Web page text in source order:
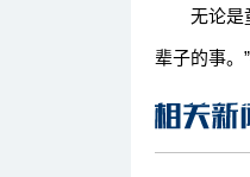
无论是童
辈子的事。